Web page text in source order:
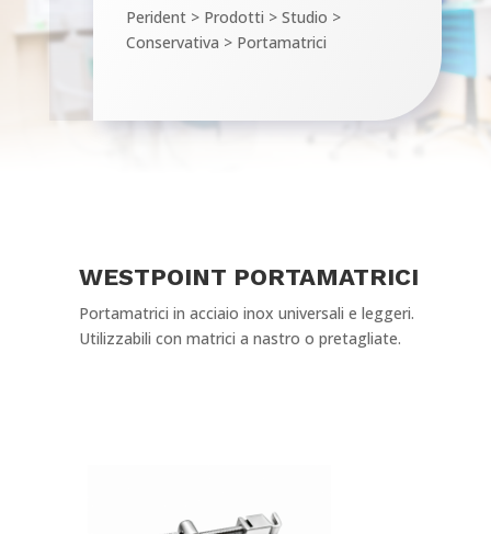
Perident> Prodotti > Studio >
Conservativa > Portamatrici
WESTPOINT PORTAMATRICI
Portamatrici in acciaio inox universali e leggeri.
Utilizzabili con matrici a nastro o pretagliate.